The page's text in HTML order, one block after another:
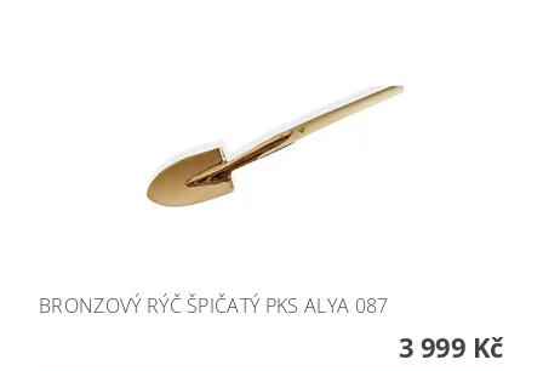
BRONZOVÝ RÝČ ŠPIČATÝ PKS ALYA 087
3 999 Kč